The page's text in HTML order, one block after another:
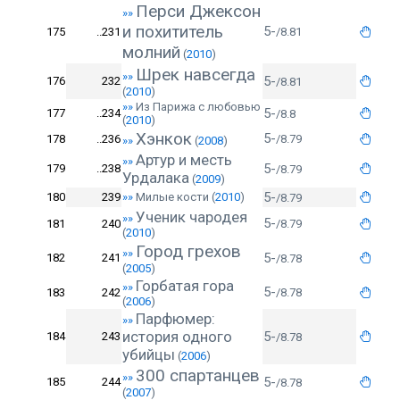
175 ..231
»» Перси Джексон
и похититель
молний (2010)
5-/8.81
176 232»» Шрек навсегда
(2010)
5-/8.81
177 ..234»» Из Парижа с любовью
(2010) 5-/8.8
178
..236»» Хэнкок (2008) 5-/8.79
179 ..238
»» Артур и месть
Урдалака (2009)
5-/8.79
180 239»» Милые кости (2010) 5-/8.79
181
240»» Ученик чародея
(2010)
5-/8.79
182 241 »» Город грехов
(2005)
5-/8.78
183 242»» Горбатая гора
(2006)
5-/8.78
184 243
»» Парфюмер:
история одного
убийцы (2006)
5-/8.78
185 244»» 300 спартанцев
(2007)
5-/8.78